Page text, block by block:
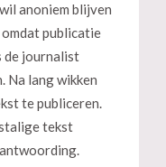
anoniem blijven
publicatie
de journalist
Na lang wikken
te publiceren.
tekst